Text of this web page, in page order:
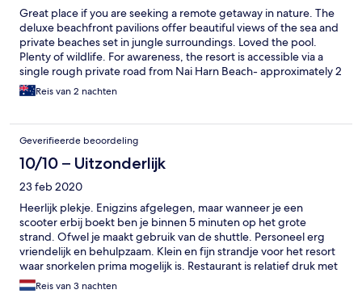
Great place if you are seeking a remote getaway in nature. The
deluxe beachfront pavilions offer beautiful views of the sea and
private beaches set in jungle surroundings. Loved the pool.
Plenty of wildlife. For awareness, the resort is accessible via a
single rough private road from Nai Harn Beach- approximately 2
kms, walkable but steep in some places. The resort offers
occasional complimentary transport between Nai Harn and the
after boiling. Bring your own water from Nai Harn.
Reis van 2 nachten
Geverifieerde beoordeling
10/10 – Uitzonderlijk
23 feb 2020
Heerlijk plekje. Enigzins afgelegen, maar wanneer je een
scooter erbij boekt ben je binnen 5 minuten op het grote
strand. Ofwel je maakt gebruik van de shuttle. Personeel erg
vriendelijk en behulpzaam. Klein en fijn strandje voor het resort
waar snorkelen prima mogelijk is. Restaurant is relatief druk met
onderbezetting dus vaak lange wachttijden.
Reis van 3 nachten